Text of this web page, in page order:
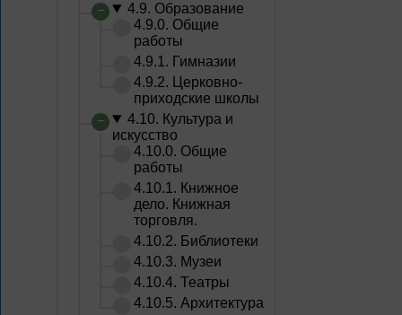
4.9. Образование
4.9.0. Общие
работы
4.9.1. Гимназии
4.9.2. Церковно-
приходские школы
4.10. Культура и
искусство
4.10.0. Общие
работы
4.10.1. Книжное
дело. Книжная
торговля.
4.10.2. Библиотеки
4.10.3. Музеи
4.10.4. Театры
4.10.5. Архитектура